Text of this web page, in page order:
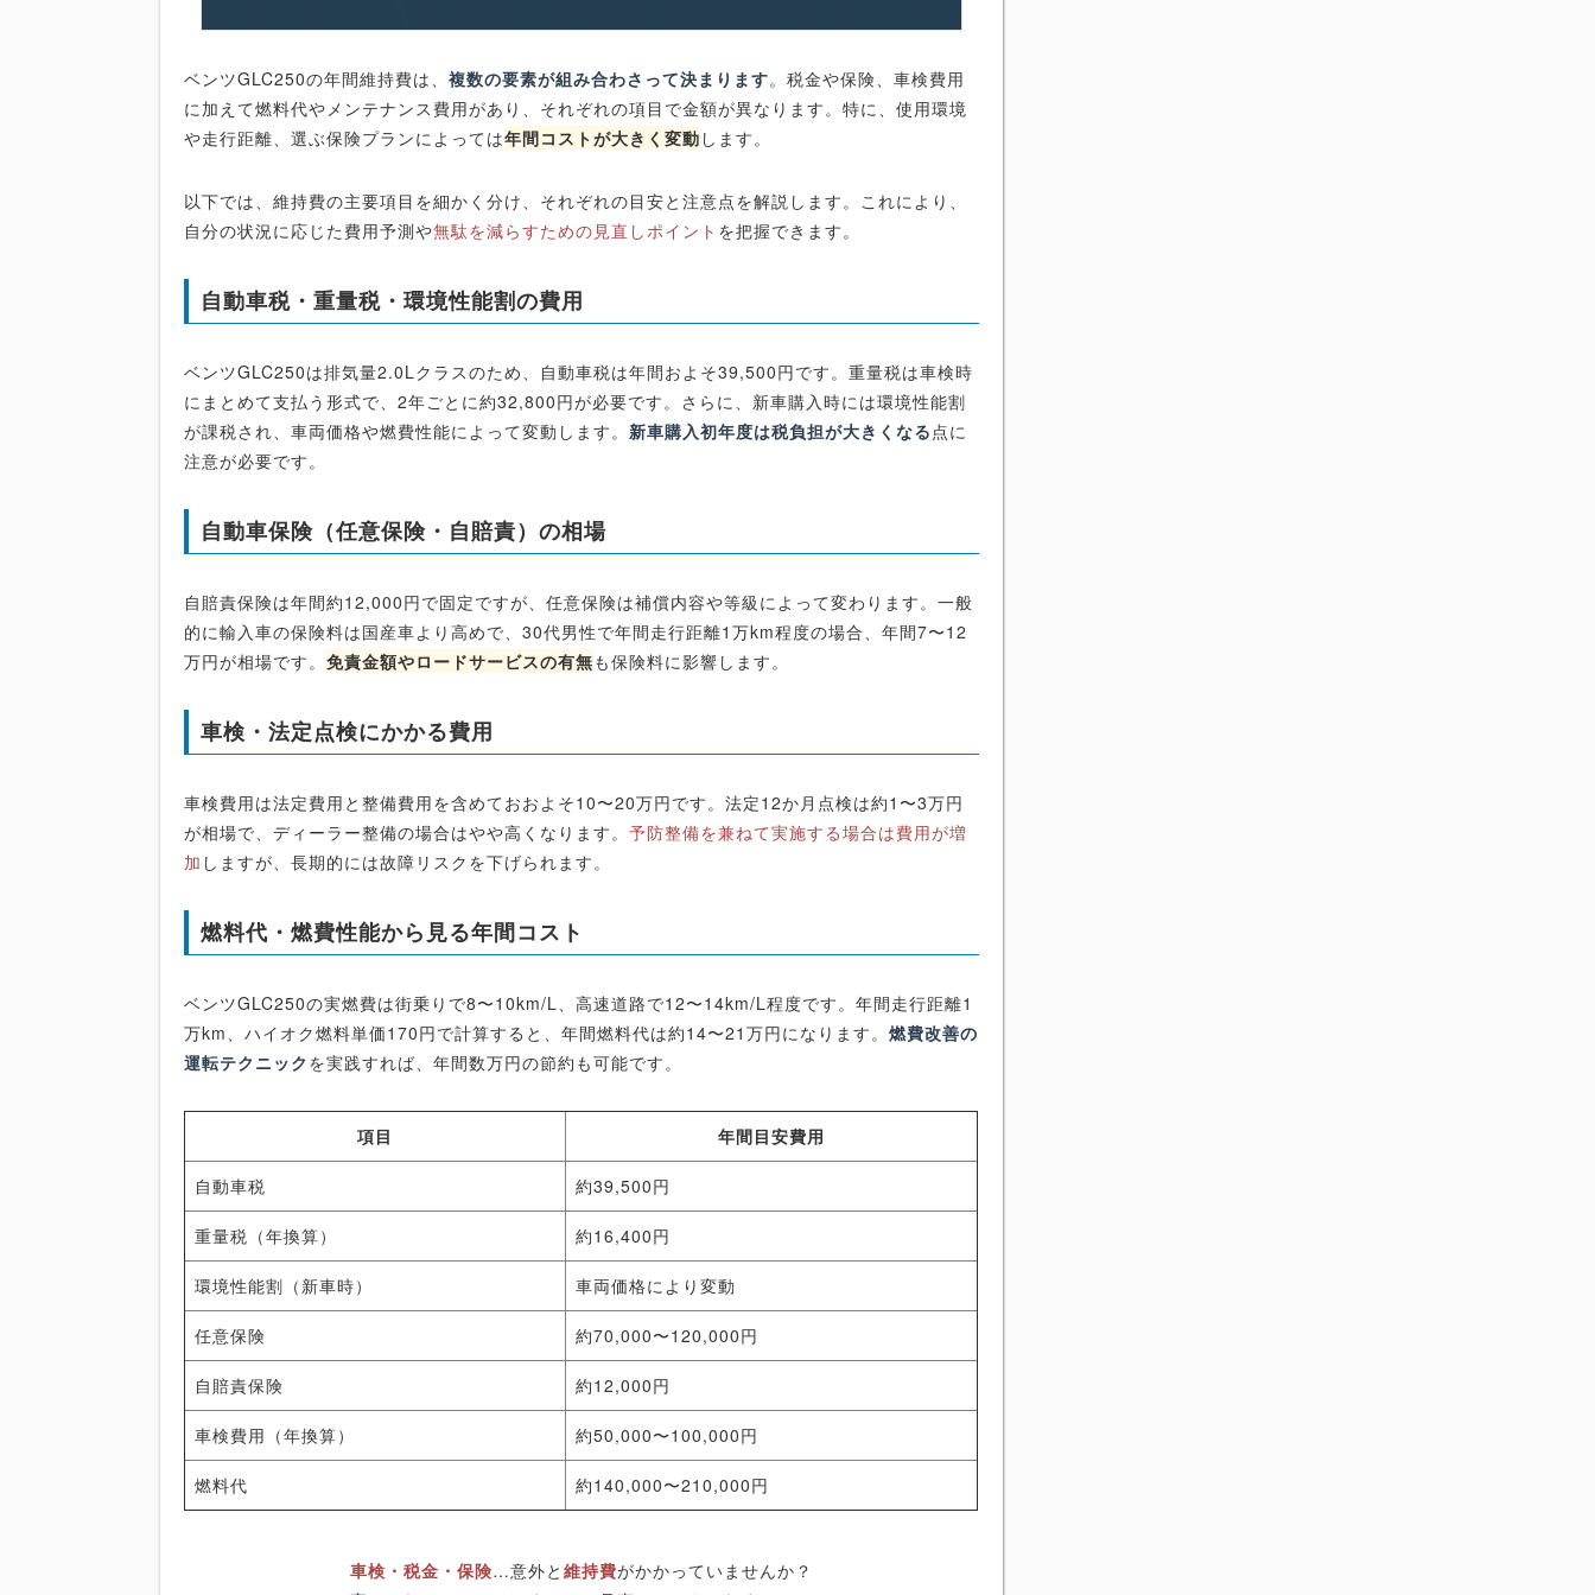
ベンツGLC250の年間維持費は、複数の要素が組み合わさって決まります。税金や保険、車検費用
に加えて燃料代やメンテナンス費用があり、それぞれの項目で金額が異なります。特に、使用環境
や走行距離、選ぶ保険プランによっては年間コストが大きく変動 します。
以下では、維持費の主要項目を細かく分け、それぞれの目安と注意点を解説します。これにより、
自分の状況に応じた費用予測や無駄を減らすための見直しポイント を把握できます。
自動車税・重量税・環境性能割の費用
ベンツGLC250は排気量2.0Lクラスのため、自動車税は年間およそ39,500円です。重量税は車検時
にまとめて支払う形式で、2年ごとに約32,800円が必要です。さらに、新車購入時には環境性能割
が課税され、車両価格や燃費性能によって変動します。新車購入初年度は税負担が大きくなる点に
注意が必要です。
自動車保険（任意保険・自賠責）の相場
自賠責保険は年間約12,000円で固定ですが、任意保険は補償内容や等級によって変わります。一般
的に輸入車の保険料は国産車より高めで、30代男性で年間走行距離1万km程度の場合、年間7〜12
万円が相場です。免責金額やロードサービスの有無も保険料に影響します。
車検・法定点検にかかる費用
車検費用は法定費用と整備費用を含めておおよそ10〜20万円です。法定12か月点検は約1〜3万円
が相場で、ディーラー整備の場合はやや高くなります。予防整備を兼ねて実施する場合は費用が増
加 しますが、長期的には故障リスクを下げられます。
燃料代・燃費性能から見る年間コスト
ベンツGLC250の実燃費は街乗りで8〜10km/L、高速道路で12〜14km/L程度です。年間走行距離1
万km、ハイオク燃料単価170円で計算すると、年間燃料代は約14〜21万円になります。燃費改善の
運転テクニック を実践すれば、年間数万円の節約も可能です。
項目 年間目安費用
自動車税 約39,500円
重量税（年換算） 約16,400円
環境性能割（新車時） 車両価格により変動
任意保険 約70,000〜120,000円
自賠責保険 約12,000円
車検費用（年換算） 約50,000〜100,000円
燃料代 約140,000〜210,000円
車検・税金・保険…意外と 維持費がかかっていませんか？